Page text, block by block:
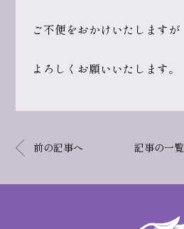
ご不便をおかけいたしますが
よろしくお願いいたします。
前の記事へ 記事の一覧